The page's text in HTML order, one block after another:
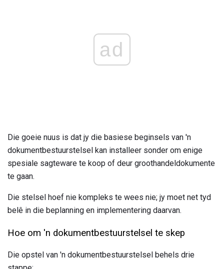
ad
Die goeie nuus is dat jy die basiese beginsels van 'n
dokumentbestuurstelsel kan installeer sonder om enige
spesiale sagteware te koop of deur groothandeldokumente
te gaan.
Die stelsel hoef nie kompleks te wees nie; jy moet net tyd
belê in die beplanning en implementering daarvan.
Hoe om 'n dokumentbestuurstelsel te skep
Die opstel van 'n dokumentbestuurstelsel behels drie